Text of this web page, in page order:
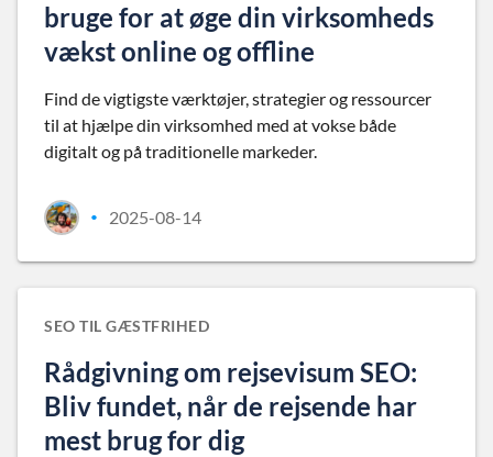
bruge for at øge din virksomheds
vækst online og offline
Find de vigtigste værktøjer, strategier og ressourcer
til at hjælpe din virksomhed med at vokse både
digitalt og på traditionelle markeder.
• 2025-08-14
SEO TIL GÆSTFRIHED
Rådgivning om rejsevisum SEO:
Bliv fundet, når de rejsende har
mest brug for dig